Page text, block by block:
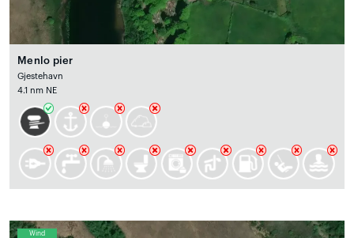
Menlo pier
Gjestehavn
4.1 nm NE
Wind